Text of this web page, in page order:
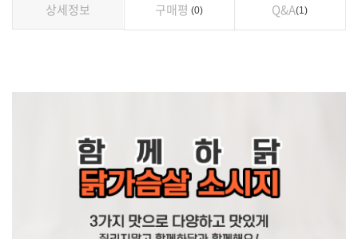
상세정보 구매평 0 Q&A 1